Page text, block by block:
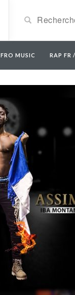
MUSIC RAP FR